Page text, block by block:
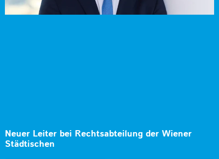
Neuer Leiter bei Rechtsabteilung der Wiener
Städtischen